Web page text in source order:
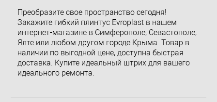
Преобразите свое пространство сегодня!
Закажите гибкий плинтус Evroplast в нашем
интернет-магазине в Симферополе, Севастополе,
Ялте или любом другом городе Крыма. Товар в
наличии по выгодной цене, доступна быстрая
доставка. Купите идеальный штрих для вашего
идеального ремонта.